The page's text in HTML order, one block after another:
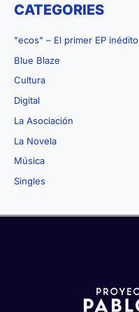
CATEGORIES
"ecos" – El primer EP inédito
Blue Blaze
Cultura
Digital
La Asociación
La Novela
Música
Singles